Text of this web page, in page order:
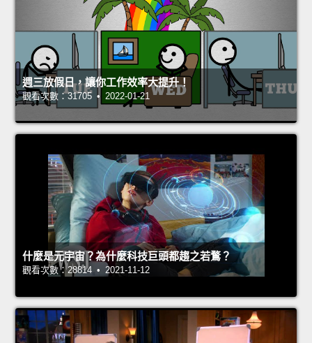
週三放假日，讓你工作效率大提升！
觀看次數：31705 • 2022-01-21
什麼是元宇宙？為什麼科技巨頭都趨之若鶩？
觀看次數：28814 • 2021-11-12